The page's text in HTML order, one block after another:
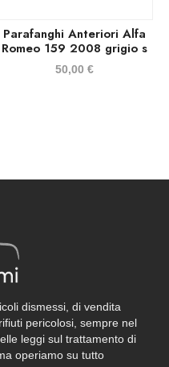
Parafanghi Anteriori Alfa
Romeo 159 2008 grigio s
50,00€
dismessi, di vendita
pericolosi, sempre nel
leggi sul trattamento di
operiamo su tutto